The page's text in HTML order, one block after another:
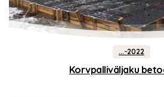
...-2022
Korvpalliväljaku